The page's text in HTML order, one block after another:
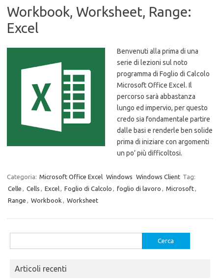
Workbook, Worksheet, Range:
Excel
Benvenuti alla prima di una
serie di lezioni sul noto
programma di Foglio di Calcolo
Microsoft Office Excel. Il
percorso sarà abbastanza
lungo ed impervio, per questo
credo sia fondamentale partire
dalle basi e renderle ben solide
prima di iniziare con argomenti
un po’ più difficoltosi.
Categoria: Microsoft Office Excel Windows Windows Client Tag:
Celle , Cells , Excel, Foglio di Calcolo , foglio di lavoro , Microsoft,
Range , Workbook , Worksheet
per:
Articoli recenti